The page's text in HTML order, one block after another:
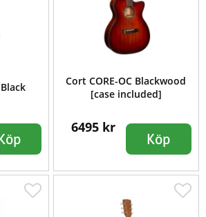
Cort CORE-OC Blackwood
[case included]
6495 kr
Köp